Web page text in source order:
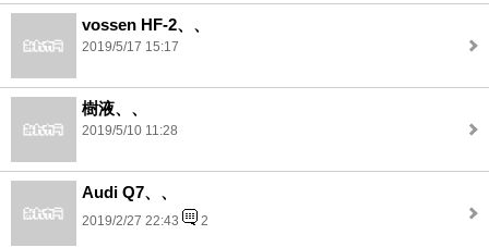
vossen HF-2、、
2019/5/17 15:17
樹液、、
2019/5/10 11:28
Audi Q7、、
2019/2/27 22:43 2